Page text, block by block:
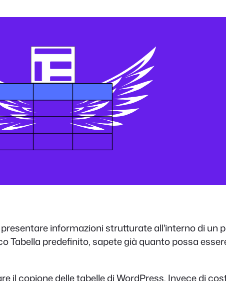
informazioni strutturate all'interno di un
Tabella predefinito, sapete già quanto possa
il copione delle tabelle di WordPress. Invece di